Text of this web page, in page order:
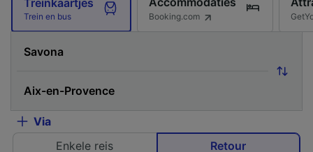
Trein en bus Booking.com
Via
Enkele reis
Retour